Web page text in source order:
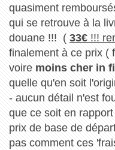
quasiment
qui se retrouve à la
douane !!! ( 33€!!!
finalement à ce prix (
voire moins cher in
quelle qu'en soit
- aucun détail n'est
que ce soit en
prix de base de
pas comment ces